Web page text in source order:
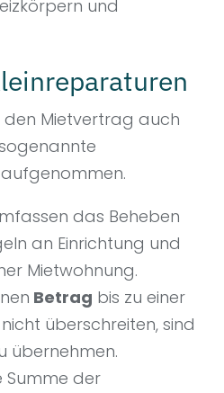
und
Mietvertrag auch
aufgenommen.
das Beheben
an Einrichtung und
Mietwohnung.
Betrag bis zu einer
nicht überschreiten, sind
übernehmen.
der